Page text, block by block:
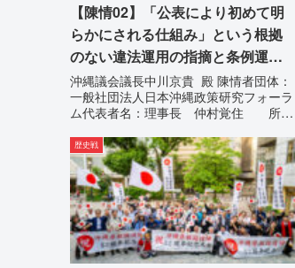
【陳情02】「公表により初めて明
らかにされる仕組み」という根拠
のない違法運用の指摘と条例運用
の停止を求める陳情書
沖縄議会議長中川京貴 殿 陳情者団体：
一般社団法人日本沖縄政策研究フォーラ
ム代表者名：理事長 仲村覚住 所：
り初めて明らかにされる仕組み」という
根拠のない違法運用の指摘と条例運用の
停止を求める陳情...
歴史戦